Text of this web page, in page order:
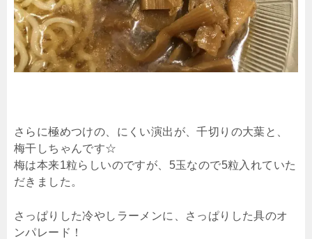
さらに極めつけの、にくい演出が、千切りの大葉と、
梅干しちゃんです☆
梅は本来1粒らしいのですが、5玉なので5粒入れていた
だきました。
さっぱりした冷やしラーメンに、さっぱりした具のオ
ンパレード！